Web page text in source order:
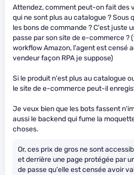
Attendez, comment peut-on fait des
qui ne sont plus au catalogue ? Sous
les bons de commande ? C'est juste
passe par son site de e-commerce ?
workflow Amazon, l'agent est censé
vendeur façon RPA je suppose)
Si le produit n'est plus au catalogue
le site de e-commerce peut-il
Je veux bien que les bots fassent
aussi le backend qui fume la
choses.
Or, ces prix de gros ne sont
et derrière une page protégée par
de passe qu'elle est censée avoir